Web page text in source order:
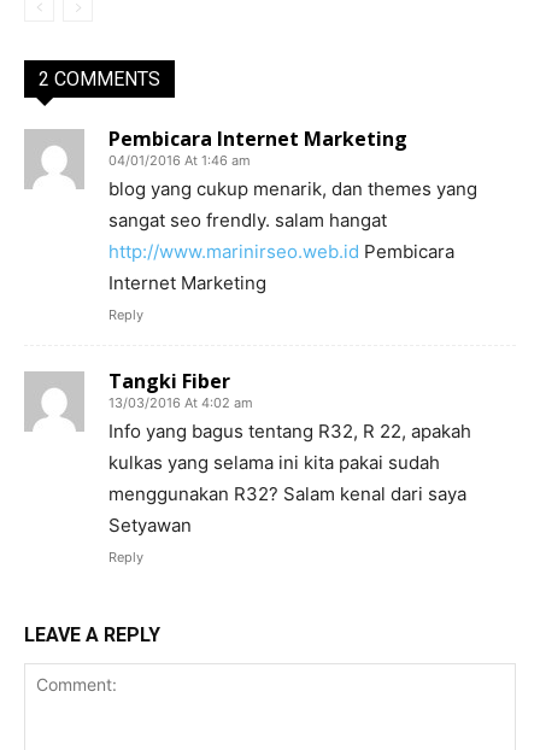
2 COMMENTS
Pembicara Internet Marketing
04/01/2016 At 1:46 am
blog yang cukup menarik, dan themes yang
sangat seo frendly. salam hangat
http://www.marinirseo.web.id Pembicara
Internet Marketing
Reply
Tangki Fiber
13/03/2016 At 4:02 am
Info yang bagus tentang R32, R 22, apakah
kulkas yang selama ini kita pakai sudah
menggunakan R32? Salam kenal dari saya
Setyawan
Reply
LEAVE A REPLY